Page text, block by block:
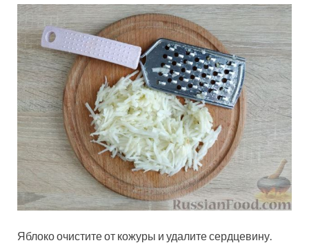
Яблоко очистите от кожуры и удалите сердцевину.